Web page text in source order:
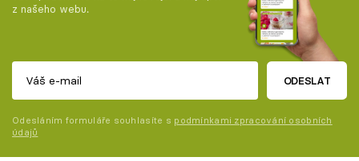
z našeho webu.
ODESLAT
Odesláním formuláře souhlasíte s podmínkami zpracování osobních
údajů